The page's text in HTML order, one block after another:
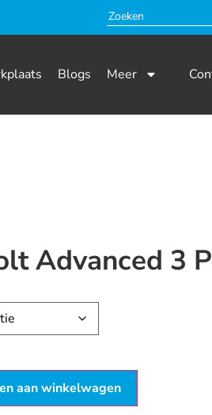
Blogs Meer
Advanced 3
aan winkelwagen